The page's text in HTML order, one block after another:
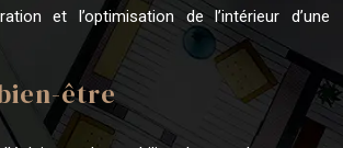
et l’optimisation de l’intérieur d’une
être